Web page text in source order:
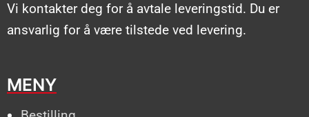
Vi kontakter deg for å avtale leveringstid. Du er
ansvarlig for å være tilstede ved levering.
MENY